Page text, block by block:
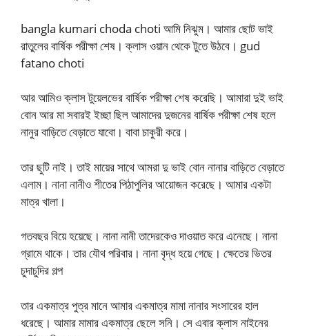
bangla kumari choda choti আমি নিঝুম। আমার ছোট ভাই
রাতুলের বার্ষিক পরীক্ষা শেষ। ক্লাস ওয়ান থেকে টুতে উঠবে। gud
fatano choti
আর আমিও ক্লাস টুয়েলভের বার্ষিক পরীক্ষা শেষ করেছি। আমারা দুই ভাই
বোন আর মা সবারই ইচ্ছা ছিল আমাদের দুজনের বার্ষিক পরীক্ষা শেষ হলে
নানুর বাড়িতে বেড়াতে যাবো। বাবা চাকুরী করে।
তার ছুটি নাই। তাই মায়ের সাথে আমরা দু ভাই বোন নানার বাড়িতে বেড়াতে
এলাম। নানা নানীও শীতের পিঠাপুলির আয়োজন করেছে। আমার একটা
মাত্র খালা।
গতবছর বিয়ে হয়েছে। নানা নানী তাদেরকেও দাওয়াত করে এনেছে। নানা
গ্রামে থাকে। তার যৌথ পরিবার। নানা বৃদ্ধ হয়ে গেছে। ক্ষেতের ভিতর
চুদাচুদির গল্প
তার একমাত্র পুত্র মানে আমার একমাত্র মামা নানার সংসারের হাল
ধরেছে। আমার মামার একমাত্র ছেলে সনি। সে এবার ক্লাস নাইনের